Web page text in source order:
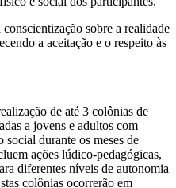
sobre a realidade
a aceitação e o respeito às
de até 3 colônias de
a jovens e adultos com
durante os meses de
ações lúdico-pedagógicas,
diferentes níveis de autonomia
colônias ocorrerão em